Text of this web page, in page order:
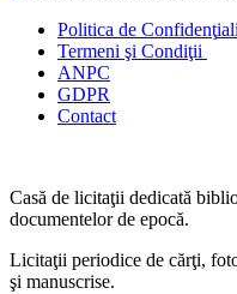
Politica de Confidenţ
Termeni şi Condiţii
ANPC
GDPR
Contact
Casă de licitaţii dedicată
documentelor de epocă.
Licitaţii periodice de cărţi,
şi manuscrise.